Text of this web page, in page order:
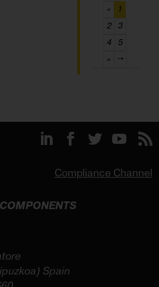
«
1
2 3
4 5
»
→
Compliance Channel
Spain